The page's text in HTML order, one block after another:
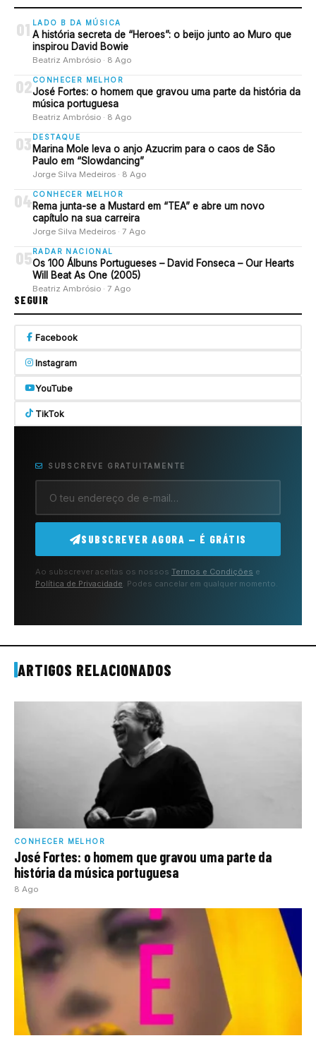
01 LADO B DA MÚSICA
A história secreta de “Heroes”: o beijo junto ao Muro que
inspirou David Bowie
Beatriz Ambrósio · 8 Ago
02 CONHECER MELHOR
José Fortes: o homem que gravou uma parte da história da
música portuguesa
Beatriz Ambrósio · 8 Ago
03 DESTAQUE
Marina Mole leva o anjo Azucrim para o caos de São
Paulo em “Slowdancing”
Jorge Silva Medeiros · 8 Ago
04CONHECER MELHOR
Rema junta-se a Mustard em “TEA” e abre um novo
capítulo na sua carreira
Jorge Silva Medeiros · 7 Ago
05 RADAR NACIONAL
Os 100 Álbuns Portugueses – David Fonseca – Our Hearts
Will Beat As One (2005)
Beatriz Ambrósio · 7 Ago
SEGUIR
Facebook
Instagram
YouTube
TikTok
SUBSCREVE GRATUITAMENTE
SUBSCREVER AGORA — É GRÁTIS
Ao subscrever aceitas os nossos Termos e Condições e
Política de Privacidade. Podes cancelar em qualquer momento.
ARTIGOS RELACIONADOS
CONHECER MELHOR
José Fortes: o homem que gravou uma parte da
história da música portuguesa
8 Ago